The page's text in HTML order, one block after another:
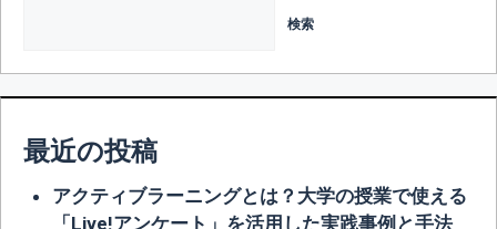
検索
最近の投稿
アクティブラーニングとは？大学の授業で使える
「Live!アンケート」を活用した実践事例と手法